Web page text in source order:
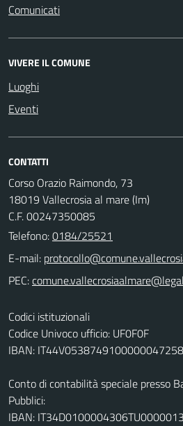
Comunicati
VIVERE IL COMUNE
Luoghi
Eventi
CONTATTI
Corso Orazio Raimondo, 73
18019 Vallecrosia al mare (Im)
C.F. 00247350085
Telefono:0184/25521
E-mail:
PEC:
Codici istituzionali
Codice Univoco ufficio: UF0F0F
IBAN:
Conto di contabilità speciale presso
Pubblici:
IBAN: